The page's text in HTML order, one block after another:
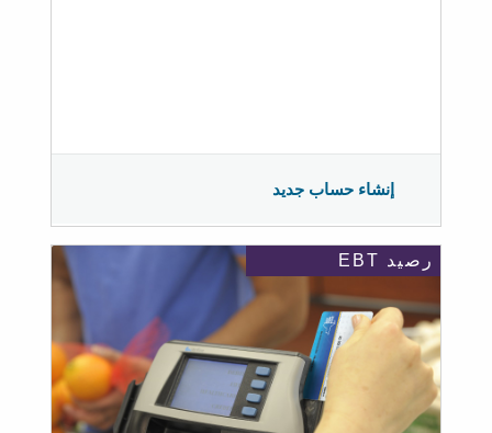
إنشاء حساب جديد
رصيد EBT